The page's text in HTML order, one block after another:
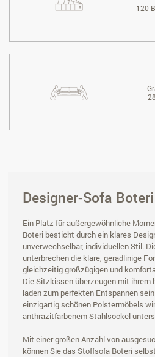
120
Designer-Sofa Boteri
Ein Platz für außergewöhnliche
Boteri besticht durch ein klares
unverwechselbar, individuellen Stil.
unterbrechen die klare, geradlinige
gleichzeitig großzügigen und
Die Sitzkissen überzeugen mit ihrem
laden zum perfekten Entspannen
einzigartig schönen Polstermöbels
anthrazitfarbenem Stahlsockel
Mit einer großen Anzahl von
können Sie das Stoffsofa Boteri